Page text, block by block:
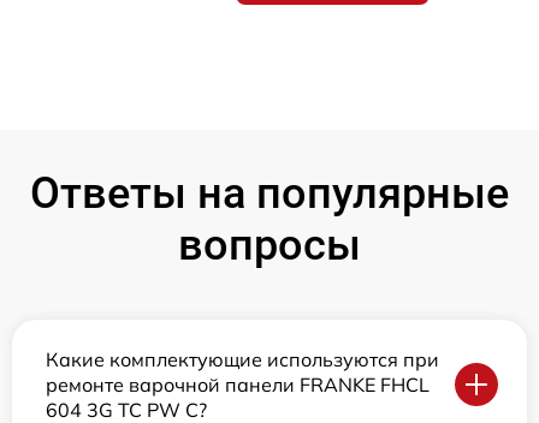
Ответы на популярные
вопросы
Какие комплектующие используются при
ремонте варочной панели FRANKE FHCL
604 3G TC PW C?